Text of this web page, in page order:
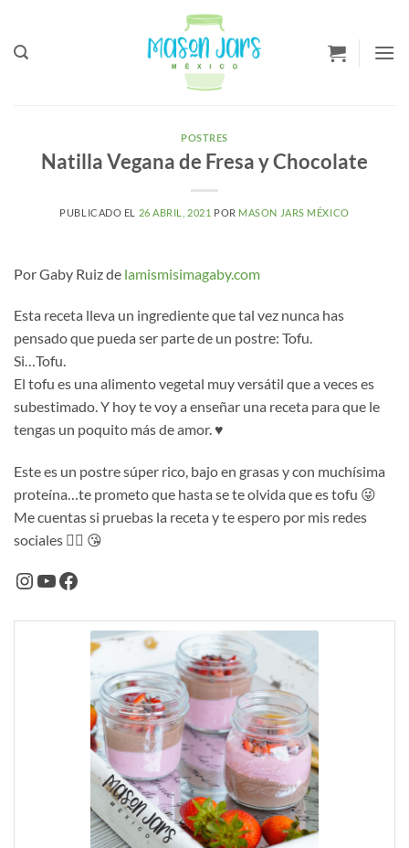
Contenido
POSTRES
Natilla Vegana de Fresa y Chocolate
PUBLICADO EL 26 ABRIL, 2021 POR MASON JARS MÉXICO
Por Gaby Ruiz de lamismisimagaby.com
Esta receta lleva un ingrediente que tal vez nunca has
pensado que pueda ser parte de un postre: Tofu.
Si…Tofu.
El tofu es una alimento vegetal muy versátil que a veces es
subestimado. Y hoy te voy a enseñar una receta para que le
tengas un poquito más de amor. ♥️
Este es un postre súper rico, bajo en grasas y con muchísima
proteína…te prometo que hasta se te olvida que es tofu 😜
Me cuentas si pruebas la receta y te espero por mis redes
sociales 👇🏻 😘
Instagram
YouTube
Facebook